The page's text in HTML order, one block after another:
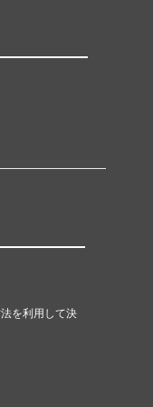
を利用して決